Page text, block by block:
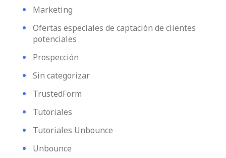
Marketing
Ofertas especiales de captación de clientes
potenciales
Prospección
Sin categorizar
TrustedForm
Tutoriales
Tutoriales Unbounce
Unbounce